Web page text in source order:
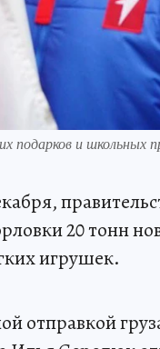
подарков и
20 тонн
игрушек.
отправкой